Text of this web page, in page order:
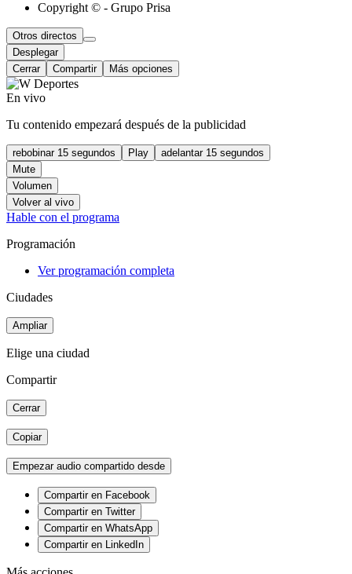
Copyright © - Grupo Prisa
Otros directos
Desplegar
Cerrar
Compartir Más opciones
En vivo
Tu contenido empezará después de la publicidad
rebobinar 15 segundos Play
adelantar 15 segundos
Mute
Volumen
Volver al vivo
Hable con el programa
Programación
Ver programación completa
Ciudades
Ampliar
Elige una ciudad
Compartir
Cerrar
Copiar
Empezar audio compartido desde
Compartir en Facebook
Compartir en Twitter
Compartir en WhatsApp
Compartir en LinkedIn